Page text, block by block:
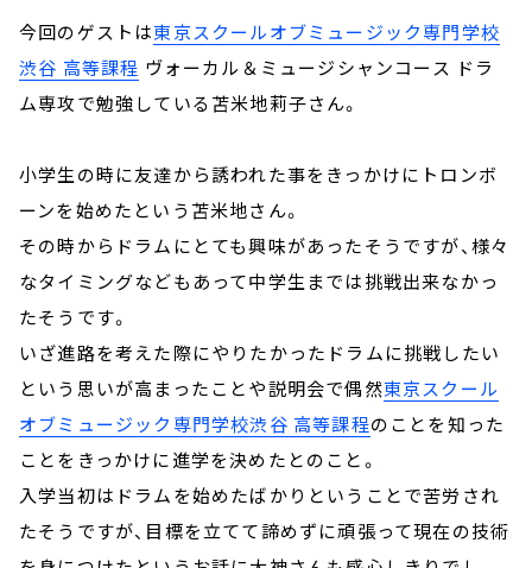
今回のゲストは東京スクールオブミュージック専門学校
渋谷 高等課程 ヴォーカル＆ミュージシャンコース ドラ
ム専攻で勉強している苫米地莉子さん。
小学生の時に友達から誘われた事をきっかけにトロンボ
ーンを始めたという苫米地さん。
その時からドラムにとても興味があったそうですが、様々
なタイミングなどもあって中学生までは挑戦出来なかっ
たそうです。
いざ進路を考えた際にやりたかったドラムに挑戦したい
という思いが高まったことや説明会で偶然東京スクール
オブミュージック専門学校渋谷 高等課程のことを知った
ことをきっかけに進学を決めたとのこと。
入学当初はドラムを始めたばかりということで苦労され
たそうですが、目標を立てて諦めずに頑張って現在の技術